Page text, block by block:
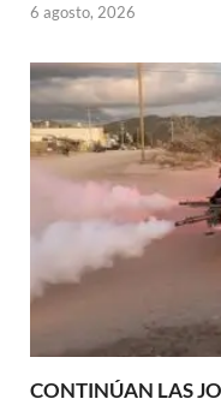
6 agosto, 2026
CONTINÚAN LAS